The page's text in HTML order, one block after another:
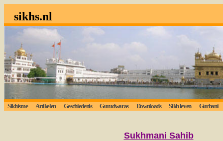
sikhs.nl
Sikhisme Artikelen Geschiedenis Gurudwaras Downloads Sikh leven Gurbani
Sukhmani Sahib